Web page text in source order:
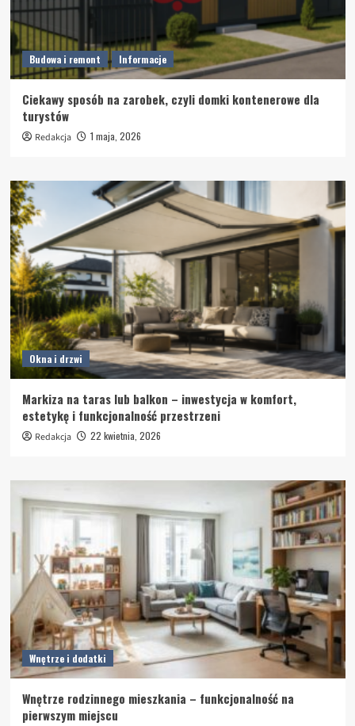
Budowa i remont Informacje
Ciekawy sposób na zarobek, czyli domki kontenerowe dla
turystów
Redakcja 1 maja, 2026
Okna i drzwi
Markiza na taras lub balkon – inwestycja w komfort,
estetykę i funkcjonalność przestrzeni
Redakcja 22 kwietnia, 2026
Wnętrze i dodatki
Wnętrze rodzinnego mieszkania – funkcjonalność na
pierwszym miejscu